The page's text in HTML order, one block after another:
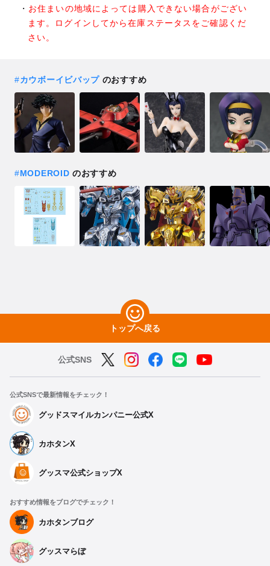
お住まいの地域によっては購入できない場合がござい
ます。ログインしてから在庫ステータスをご確認くだ
さい。
#カウボーイビバップ のおすすめ
#MODEROID のおすすめ
トップへ戻る
公式SNS
公式SNSで最新情報をチェック！
グッドスマイルカンパニー公式X
カホタンX
グッスマ公式ショップX
おすすめ情報をブログでチェック！
カホタンブログ
グッスマらぼ